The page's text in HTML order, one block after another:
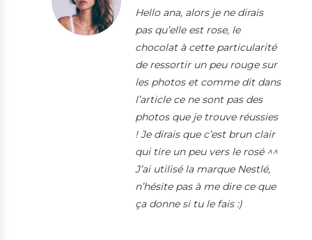
Hello ana, alors je ne dirais
pas qu’elle est rose, le
chocolat à cette particularité
de ressortir un peu rouge sur
les photos et comme dit dans
l’article ce ne sont pas des
photos que je trouve réussies
! Je dirais que c’est brun clair
qui tire un peu vers le rosé ^^
J’ai utilisé la marque Nestlé,
n’hésite pas à me dire ce que
ça donne si tu le fais :)